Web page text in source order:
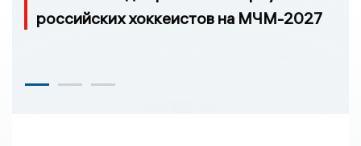
российских хоккеистов на МЧМ-2027